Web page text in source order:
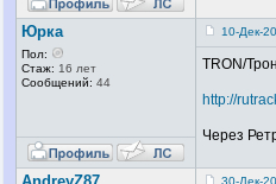
Юрка
Пол:
Стаж: 16 лет
Сообщений: 44
10-Дек-
TRON/Трон
http://
Через